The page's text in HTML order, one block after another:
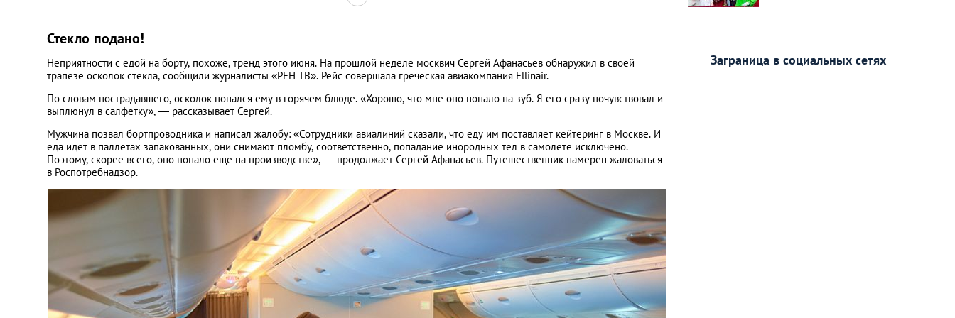
Стекло подано!
Неприятности с едой на борту, похоже, тренд этого июня. На прошлой неделе москвич Сергей Афанасьев обнаружил в своей
трапезе осколок стекла, сообщили журналисты «РЕН ТВ». Рейс совершала греческая авиакомпания Ellinair.
По словам пострадавшего, осколок попался ему в горячем блюде. «Хорошо, что мне оно попало на зуб. Я его сразу почувствовал и
выплюнул в салфетку», — рассказывает Сергей.
Мужчина позвал бортпроводника и написал жалобу: «Сотрудники авиалиний сказали, что еду им поставляет кейтеринг в Москве. И
еда идет в паллетах запакованных, они снимают пломбу, соответственно, попадание инородных тел в самолете исключено.
Поэтому, скорее всего, оно попало еще на производстве», — продолжает Сергей Афанасьев. Путешественник намерен жаловаться
в Роспотребнадзор.
Заграница в социальных сетях